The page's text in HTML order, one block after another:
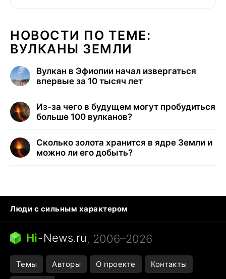
НОВОСТИ ПО ТЕМЕ:
ВУЛКАНЫ ЗЕМЛИ
Вулкан в Эфиопии начал извергаться
впервые за 10 тысяч лет
Из-за чего в будущем могут пробудиться
больше 100 вулканов?
Сколько золота хранится в ядре Земли и
можно ли его добыть?
Люди с сильным характером
Кошка писает на кровать
Тунцы в океанариуме
Ядовитые пауки России
Города в ядерной войне
Открытие в Google Maps
Hi-News.ru, 2006–2026
Темы Авторы О проекте Контакты